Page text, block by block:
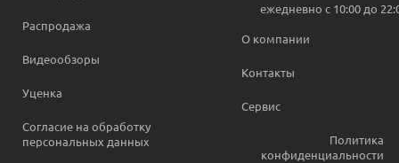
Распродажа
Видеообзоры
Уценка
Согласие на обработку
персональных данных
ежедневно c 10:00 до
О компании
Контакты
Сервис
Политика
конфиденциальности